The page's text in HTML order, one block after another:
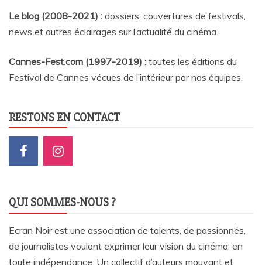
Le blog (2008-2021) : dossiers, couvertures de festivals,
news et autres éclairages sur l’actualité du cinéma
Cannes-Fest.com (1997-2019) : toutes les éditions du
Festival de Cannes vécues de l’intérieur par nos équipes.
RESTONS EN CONTACT
QUI SOMMES-NOUS ?
Ecran Noir est une association de talents, de passionnés,
de journalistes voulant exprimer leur vision du cinéma, en
toute indépendance. Un collectif d’auteurs mouvant et